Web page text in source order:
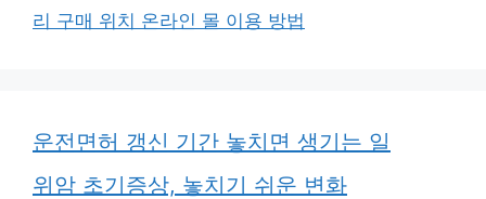
리 구매 위치 온라인 몰 이용 방법
운전면허 갱신 기간 놓치면 생기는 일
위암 초기증상, 놓치기 쉬운 변화